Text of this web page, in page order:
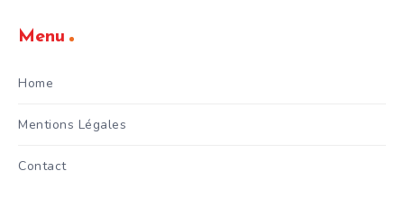
Menu
Home
Mentions Légales
Contact